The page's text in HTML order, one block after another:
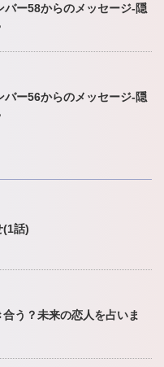
バー58からのメッセージ-隠
バー56からのメッセージ-隠
(1話)
う？未来の恋人を占いま